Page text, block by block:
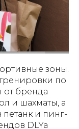
зоны.
по
от бренда
и шахматы, а
петанк и пинг-
DLYa